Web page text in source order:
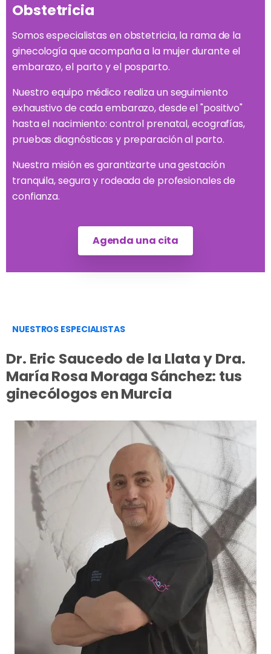
Obstetricia
Somos especialistas en obstetricia, la rama de la
ginecología que acompaña a la mujer durante el
embarazo, el parto y el posparto.
Nuestro equipo médico realiza un seguimiento
exhaustivo de cada embarazo, desde el "positivo"
hasta el nacimiento: control prenatal, ecografías,
pruebas diagnósticas y preparación al parto.
Nuestra misión es garantizarte una gestación
tranquila, segura y rodeada de profesionales de
confianza.
Agenda una cita
NUESTROS ESPECIALISTAS
Dr. Eric Saucedo de la Llata y Dra.
María Rosa Moraga Sánchez: tus
ginecólogos en Murcia